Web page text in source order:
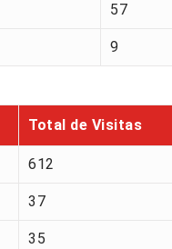
57
9
Total de Visitas
612
37
35